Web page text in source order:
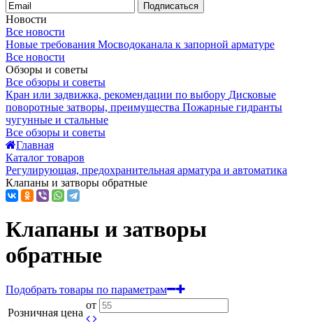
Подписаться
Новости
Все новости
Новые требования Мосводоканала к запорной арматуре
Все новости
Обзоры и советы
Все обзоры и советы
Кран или задвижка, рекомендации по выбору Дисковые
поворотные затворы, преимущества Пожарные гидранты
чугунные и стальные
Все обзоры и советы
Главная
Каталог товаров
Регулирующая, предохранительная арматура и автоматика
Клапаны и затворы обратные
Клапаны и затворы
обратные
Подобрать товары по параметрам
Розничная цена
от